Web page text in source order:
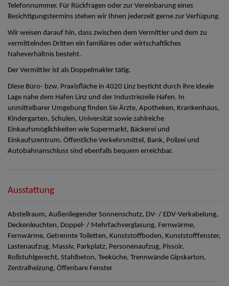
Telefonnummer. Für Rückfragen oder zur Vereinbarung eines
Besichtigungstermins stehen wir Ihnen jederzeit gerne zur Verfügung.
Wir weisen darauf hin, dass zwischen dem Vermittler und dem zu
vermittelnden Dritten ein familiäres oder wirtschaftliches
Naheverhältnis besteht.
Der Vermittler ist als Doppelmakler tätig.
Diese Büro- bzw. Praxisfläche in 4020 Linz besticht durch ihre ideale
Lage nahe dem Hafen Linz und der Industriezeile Hafen. In
unmittelbarer Umgebung finden Sie Ärzte, Apotheken, Krankenhaus,
Kindergarten, Schulen, Universität sowie zahlreiche
Einkaufsmöglichkeiten wie Supermarkt, Bäckerei und
Einkaufszentrum. Öffentliche Verkehrsmittel, Bank, Polizei und
Autobahnanschluss sind ebenfalls bequem erreichbar.
Ausstattung
Abstellraum Außenliegender Sonnenschutz DV- / EDV-Verkabelung
Deckenleuchten Doppel- / Mehrfachverglasung Fernwärme
Fernwärme Getrennte Toiletten Kunststoffboden Kunststofffenster
Lastenaufzug Massiv Parkplatz Personenaufzug Pissoir
Rollstuhlgerecht Stahlbeton Teeküche Trennwände Gipskarton
Zentralheizung Öffenbare Fenster